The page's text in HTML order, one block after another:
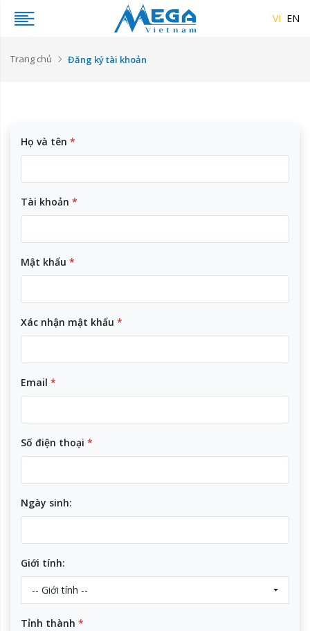
VI EN
Trang chủ Đăng ký tài khoản
Họ và tên *
Tài khoản *
Mật khẩu *
Xác nhận mật khẩu *
Email *
Số điện thoại *
Ngày sinh:
Giới tính:
-- Giới tính --
Tỉnh thành *